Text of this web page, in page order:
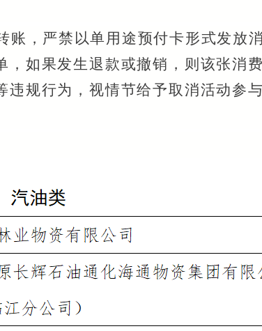
，严禁以单用途预付卡形式发放
如果发生退款或撤销，则该张消
规行为，视情节给予取消活动参